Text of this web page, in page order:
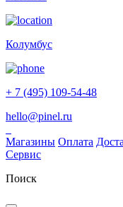
Колумбус
+ 7 (495) 109-54-48
hello@pinel.ru
Магазины Оплата
Сервис
Поиск